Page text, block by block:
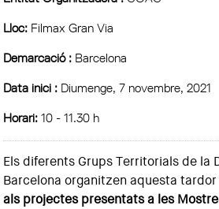
Lloc: Filmax Gran Via
Demarcació : Barcelona
Data inici : Diumenge, 7 novembre, 2021
Horari:10 - 11.30 h
Els diferents Grups Territorials de la
Barcelona organitzen aquesta
als projectes presentats a les